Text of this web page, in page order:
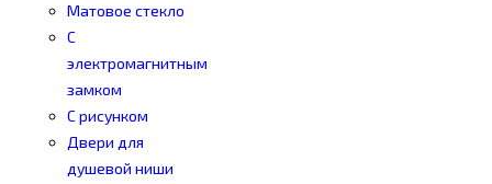
Матовое стекло
С
электромагнитным
замком
С рисунком
Двери для
душевой ниши